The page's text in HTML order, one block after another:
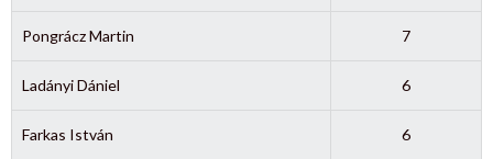
Pongrácz Martin 7
Ladányi Dániel 6
Farkas István 6